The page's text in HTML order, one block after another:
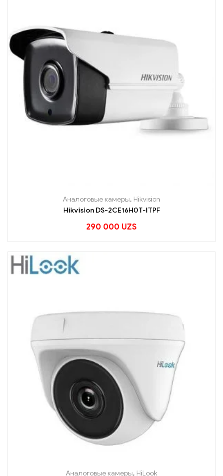
Аналоговые камеры, Hikvision
Hikvision DS-2CE16H0T-ITPF
290 000 UZS
Аналоговые камеры, HiLook